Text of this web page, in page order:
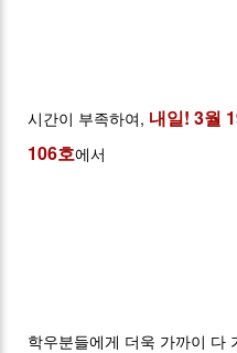
시간이 부족하여, 내일! 3월
106호에서
학우분들에게 더욱 가까이 다